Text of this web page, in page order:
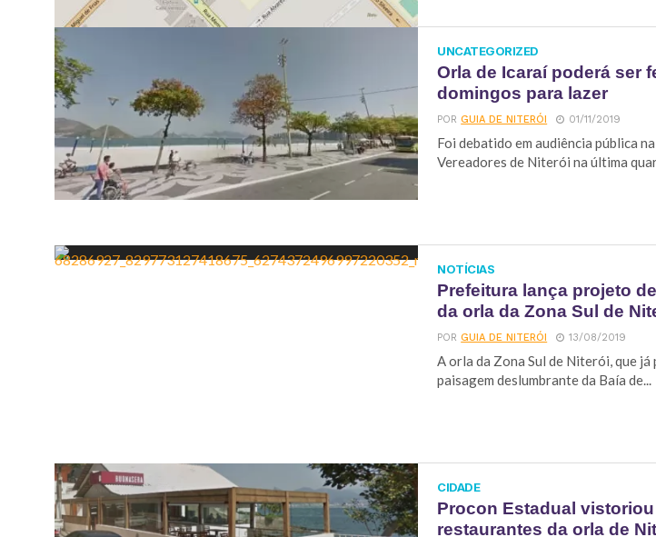
UNCATEGORIZED
Orla de Icaraí poderá ser
domingos para lazer
PORGUIA DE NITERÓI 01/11/2019
Foi debatido em audiência pública
Vereadores de Niterói na última
NOTÍCIAS
Prefeitura lança projeto
da orla da Zona Sul de
PORGUIA DE NITERÓI 13/08/2019
A orla da Zona Sul de Niterói, que já
paisagem deslumbrante da Baía de...
CIDADE
Procon Estadual vistoriou
restaurantes da orla de